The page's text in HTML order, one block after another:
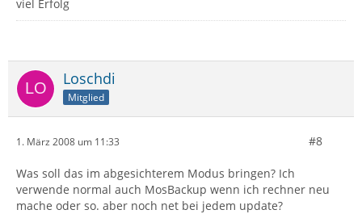
viel Erfolg
Loschdi
Mitglied
1. März 2008 um 11:33 #8
Was soll das im abgesichterem Modus bringen? Ich
verwende normal auch MosBackup wenn ich rechner neu
mache oder so. aber noch net bei jedem update?